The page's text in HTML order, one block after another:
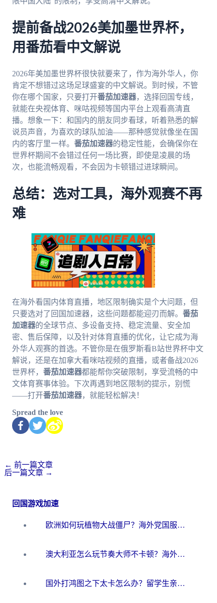
提前备战2026美加墨世界杯，
用番茄看中文解说
2026年美加墨世界杯很快就要来了，作为海外华人，你
肯定不想错过这场足球盛宴的中文解说。到时候，不管
你在哪个国家，只要打开番茄加速器，选择回国专线，
就能在央视体育、咪咕视频等国内平台上观看高清直
播。想象一下：和国内的朋友同步看球，听着熟悉的解
说员声音，为喜欢的球队加油——那种感觉就像坐在国
内的客厅里一样。 番茄加速器的稳定性能，会确保你在
世界杯期间不会错过任何一场比赛，即使是凌晨的场
次，也能流畅观看，不会因为卡顿错过进球瞬间。
总结：选对工具，海外观赛不再
难
在海外看国内体育直播，地区限制确实是个大问题，但
只要选对了回国加速器，这些问题都能迎刃而解。 番茄
加速器的全球节点、多设备支持、稳定流量、安全加
密、售后保障，以及针对体育直播的优化，让它成为海
外华人观赛的首选。不管你是在俄罗斯看B站世界杯中文
解说，还是在加拿大看咪咕视频的直播，或者备战2026
世界杯， 番茄加速器都能帮你突破限制，享受流畅的中
文体育赛事体验。下次再遇到地区限制的提示，别慌
——打开番茄加速器，就能轻松解决！
Spread the love
← 前一篇文章
后一篇文章 →
回国游戏加速
欧洲如何玩植物大战僵尸？海外党国服游戏加速避坑指南（附实测对比）
澳大利亚怎么玩节奏大师不卡顿？海外党国服游戏加速终极指南
国外打鸿图之下太卡怎么办？留学生亲测有效的国服游戏加速方案